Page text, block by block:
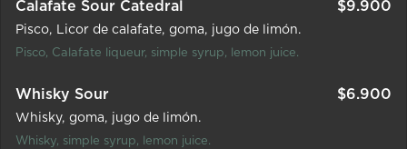
Calafate Sour Catedral $9.900
Pisco Licor de calafate goma jugo de limón.
Pisco, Calafate liqueur, simple syrup, lemon juice.
Whisky Sour $6.900
Whisky goma jugo de limón.
Whisky, simple syrup, lemon juice.